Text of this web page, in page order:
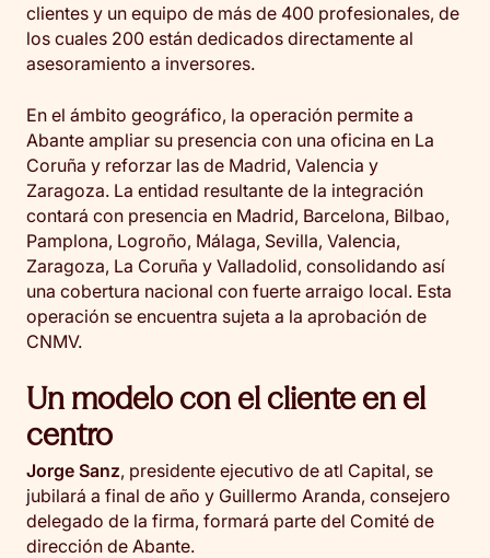
clientes y un equipo de más de 400 profesionales, de
los cuales 200 están dedicados directamente al
asesoramiento a inversores.
En el ámbito geográfico, la operación permite a
Abante ampliar su presencia con una oficina en La
Coruña y reforzar las de Madrid, Valencia y
Zaragoza. La entidad resultante de la integración
contará con presencia en Madrid, Barcelona, Bilbao,
Pamplona, Logroño, Málaga, Sevilla, Valencia,
Zaragoza, La Coruña y Valladolid, consolidando así
una cobertura nacional con fuerte arraigo local. Esta
operación se encuentra sujeta a la aprobación de
CNMV.
Un modelo con el cliente en el
centro
Jorge Sanz, presidente ejecutivo de atl Capital, se
jubilará a final de año y Guillermo Aranda, consejero
delegado de la firma, formará parte del Comité de
dirección de Abante.